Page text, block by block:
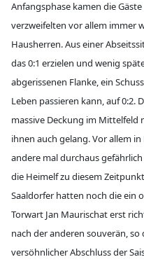
Anfangsphase kamen die
verzweifelten vor allem immer
Hausherren. Aus einer
das 0:1 erzielen und wenig
abgerissenen Flanke, ein
Leben passieren kann, auf 0:2.
massive Deckung im Mittelfeld
ihnen auch gelang. Vor allem
andere mal durchaus
die Heimelf zu diesem
Saaldorfer hatten noch die ein
Torwart Jan Maurischat erst
nach der anderen souverän, so
versöhnlicher Abschluss der